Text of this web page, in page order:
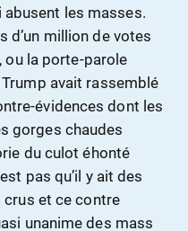
les masses.
d’un million de votes
ou la porte-parole
avait rassemblé
évidences dont les
gorges chaudes
du culot éhonté
pas qu’il y ait des
crus et ce contre
unanime des mass